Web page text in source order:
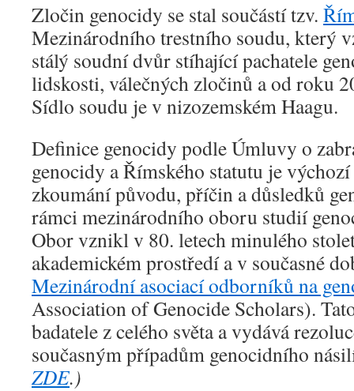
Zločin genocidy se stal součástí tzv.
Mezinárodního trestního soudu, který
stálý soudní dvůr stíhající pachatele
lidskosti, válečných zločinů a od roku
Sídlo soudu je v nizozemském Haagu.
Definice genocidy podle Úmluvy o
genocidy a Římského statutu je
zkoumání původu, příčin a důsledků
rámci mezinárodního oboru studií
Obor vznikl v 80. letech minulého
akademickém prostředí a v současné
Mezinárodní asociací odborníků na
Association of Genocide Scholars).
badatele z celého světa a vydává
současným případům genocidního
ZDE.)